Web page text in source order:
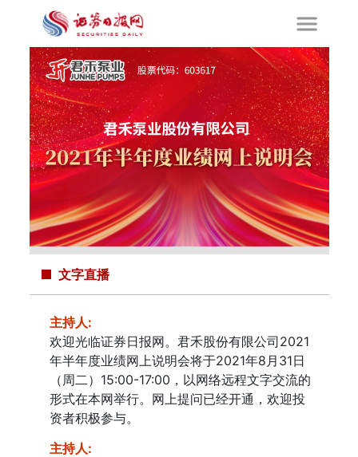
文字直播
主持人:
欢迎光临证券日报网。君禾股份有限公司2021
年半年度业绩网上说明会将于2021年8月31日
（周二）15:00-17:00，以网络远程文字交流的
形式在本网举行。网上提问已经开通，欢迎投
资者积极参与。
主持人: